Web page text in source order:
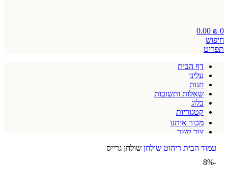
0
0.00 ₪
חיפוש
תפריט
דף הבית
עלינו
חנות
שאלות ותשובות
בלוג
קטגוריות
מכור איתנו
צור קשר
עמוד הבית ריהוט שולחן שולחן גרייס
-8%